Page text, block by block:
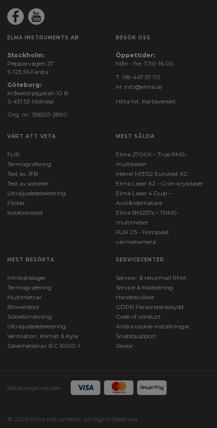
ELMA INSTRUMENTS AB
Stockholm:
Pepparvägen 27
S-123 56 Farsta
Göteborg:
Kråketorpsgatan 10 B
S-431 53 Mölndal
Org. nr.: 556521-2890
BESÖK OSS
Öppettider:
Mån - fre: 7.30-16.00
T: 08-447 57 70
M: info@elma.se
Hitta hit: Kartöversikt
VÄRT ATT VETA
FLIR
Termografering
Test av JFB
Test av solceller
Ultraljudsdetektering
Flicker
Isolationstest
MEST SÅLDA
Elma 2700X – True RMS-
multitester
Metrel MI3152 Eurotest XC
Elma Laser X2 - Grön krysslaser
Elma Laser 4 Dual –
Avståndsmätare
Elma BM257s – TRMS-
multimeter
FLIR C5 - Kompakt
värmekamera
MEST BESÖKTA
Minikataloger
Termografering
Multimetrar
Blowerdoor
Solcellsmätning
Ultraljudsdetektering
Ventilation, Klimat & Kyla
Säkerhetskrav IEC 61010-1
SERVICECENTER
Service- & returmall RMA
Service & Kalibrering
Handelsvillkor
GDPR Persondataskydd
Code of conduct
Ändra cookie-inställningar
Snabbsupport
Skolor
Betalningsmetoder
© 2026 Elma Instruments. All Rights Reserved.